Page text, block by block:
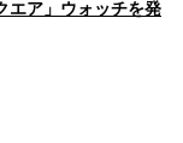
エア」ウォッチを発